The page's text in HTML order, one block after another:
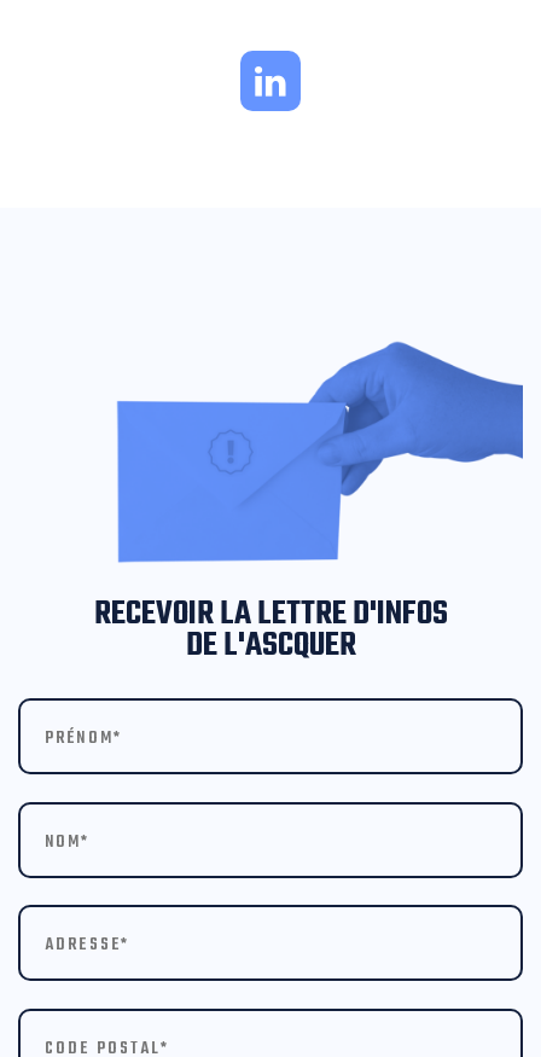
RECEVOIR LA LETTRE D'INFOS
DE L'ASCQUER